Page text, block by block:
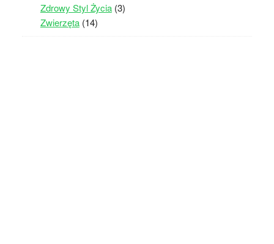
Zdrowy Styl Życia(3)
Zwierzęta(14)